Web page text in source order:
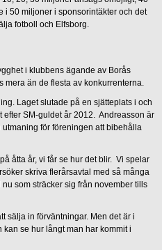
i 50 miljoner i sponsorintäkter och det
fotboll och Elfsborg.
i klubbens ägande av Borås
mera än de flesta av konkurrenterna.
Laget slutade på en sjätteplats i och
efter SM-guldet år 2012. Andreasson är
för föreningen att bibehålla
åtta år, vi får se hur det blir. Vi spelar
skriva flerårsavtal med så många
som sträcker sig från november tills
sälja in förväntningar. Men det är i
se hur långt man har kommit i